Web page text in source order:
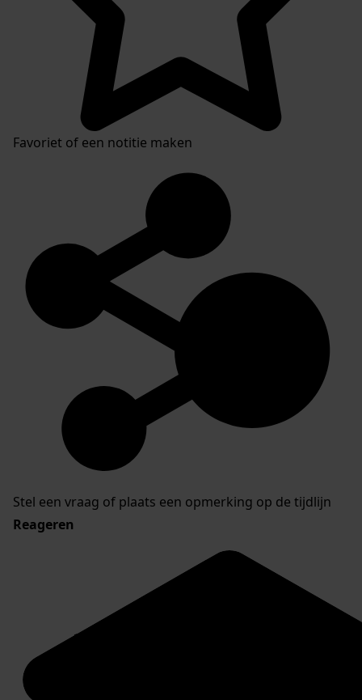
Favoriet of een notitie maken
Stel een vraag of plaats een opmerking op de tijdlijn
Reageren